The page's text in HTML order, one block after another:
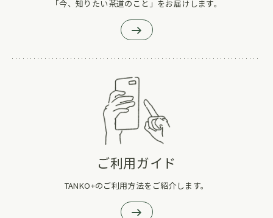
「今、知りたい茶道のこと」をお届けします。
ご利用ガイド
TANKO+のご利用方法をご紹介します。